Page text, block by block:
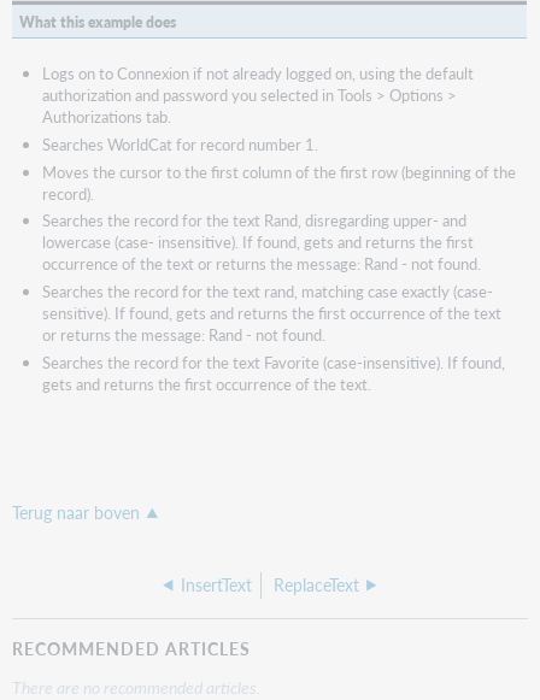
What this example does
Logs on to Connexion if not already logged on, using the default
authorization and password you selected in Tools > Options >
Authorizations tab.
Searches WorldCat for record number 1.
Moves the cursor to the first column of the first row (beginning of the
record).
Searches the record for the text Rand, disregarding upper- and
lowercase (case- insensitive). If found, gets and returns the first
occurrence of the text or returns the message: Rand - not found.
Searches the record for the text rand, matching case exactly (case-
sensitive). If found, gets and returns the first occurrence of the text
or returns the message: Rand - not found.
Searches the record for the text Favorite (case-insensitive). If found,
gets and returns the first occurrence of the text.
Terug naar boven
InsertText ReplaceText
RECOMMENDED ARTICLES
There are no recommended articles.